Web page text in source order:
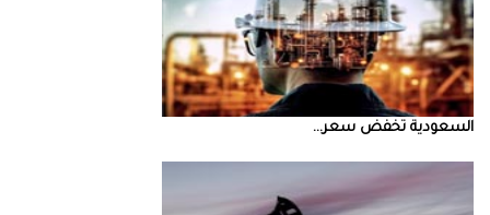
السعودية‭ ‬تخفض‭ ‬سعر‭ ...